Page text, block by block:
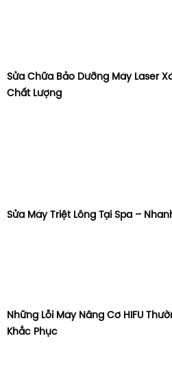
Sửa Chữa Bảo Dưỡng Máy Laser
Chất Lượng
Sửa Máy Triệt Lông Tại Spa –
Những Lỗi Máy Nâng Cơ HIFU
Khắc Phục